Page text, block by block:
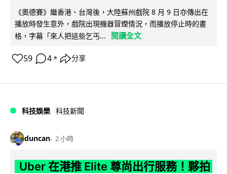
《奧德賽》繼香港、台灣後，大陸蘇州戲院 8 月 9 日亦傳出在
播放時發生意外，戲院出現機器冒煙情況，而播放停止時的畫
格，字幕「來人把這些乞丐...
閱讀全文
59 4 ↗ 分享
科技娛樂 科技新聞
duncan 2 小時
Uber 在港推 Elite 尊尚出行服務！夥拍